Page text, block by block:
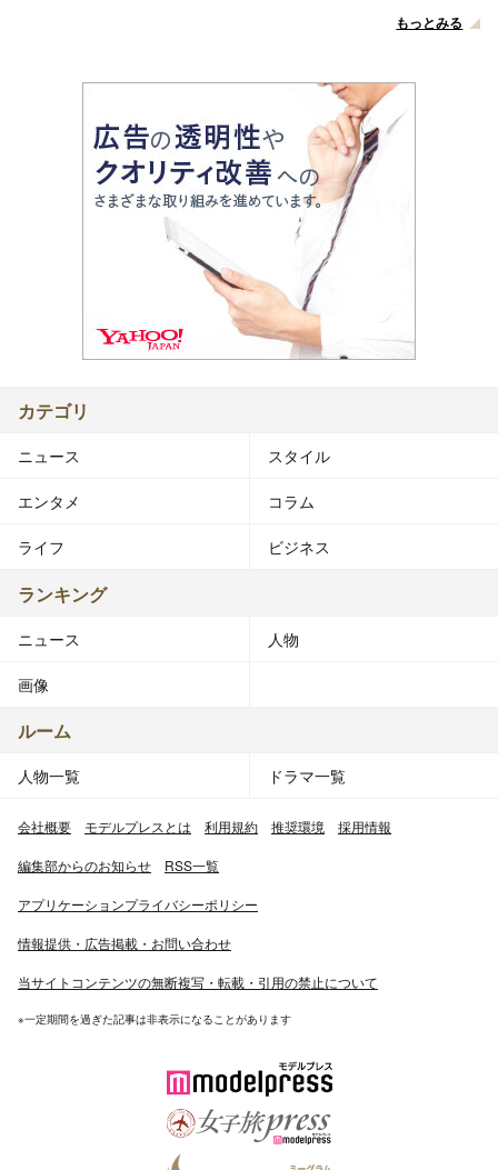
もっとみる
カテゴリ
ニュース スタイル
エンタメ コラム
ライフ ビジネス
ランキング
ニュース 人物
画像
ルーム
人物一覧 ドラマ一覧
会社概要 モデルプレスとは 利用規約 推奨環境 採用情報
編集部からのお知らせ RSS一覧
アプリケーションプライバシーポリシー
情報提供・広告掲載・お問い合わせ
当サイトコンテンツの無断複写・転載・引用の禁止について
※一定期間を過ぎた記事は非表示になることがあります